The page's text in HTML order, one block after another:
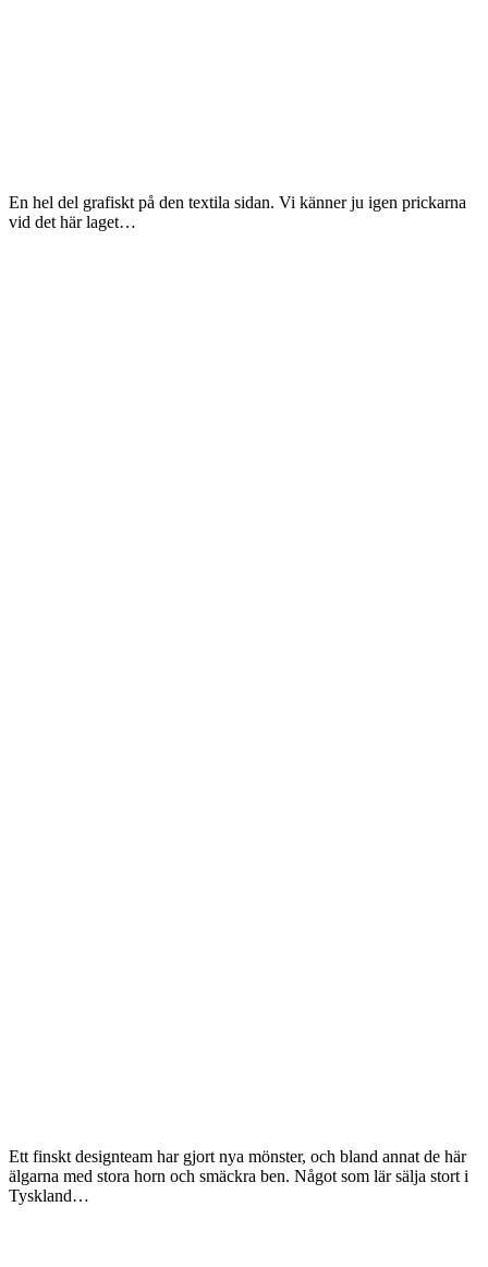
En hel del grafiskt på den textila sidan. Vi känner ju igen prickarna
vid det här laget…
Ett finskt designteam har gjort nya mönster, och bland annat de här
älgarna med stora horn och smäckra ben. Något som lär sälja stort i
Tyskland…